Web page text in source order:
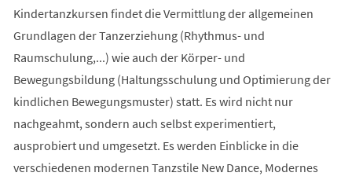
Kindertanzkursen findet die Vermittlung der allgemeinen
Grundlagen der Tanzerziehung (Rhythmus- und
Raumschulung,...) wie auch der Körper- und
Bewegungsbildung (Haltungsschulung und Optimierung der
kindlichen Bewegungsmuster) statt. Es wird nicht nur
nachgeahmt, sondern auch selbst experimentiert,
ausprobiert und umgesetzt. Es werden Einblicke in die
verschiedenen modernen Tanzstile New Dance, Modernes